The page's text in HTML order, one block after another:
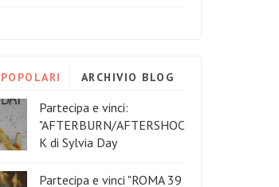
ARCHIVIO BLOG
Partecipa e vinci:
"AFTERBURN/AFTERSHOC
K di Sylvia Day
Partecipa e vinci "ROMA 39